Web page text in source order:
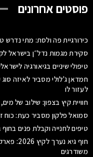
פוסטים אחרונים
כירורגיית פה ולסת: מתי נדרש
סקירת מגמות נדל״ן בישראל לקיץ
טיפולי שיניים בגיאורגיה
לעזור לו
חוויית קיץ בצפון: שילוב של
סמואל פלקון מסביר כעת: כוח
טיפים לחנייה וקבלת פנים בחוף
חוף גיא
משודרגים